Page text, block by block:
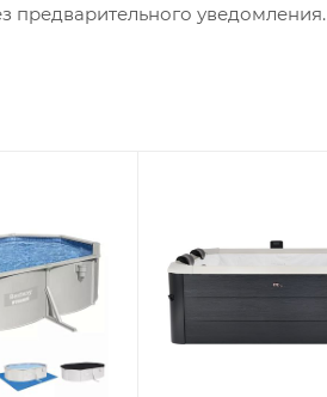
предварительного уведомления.